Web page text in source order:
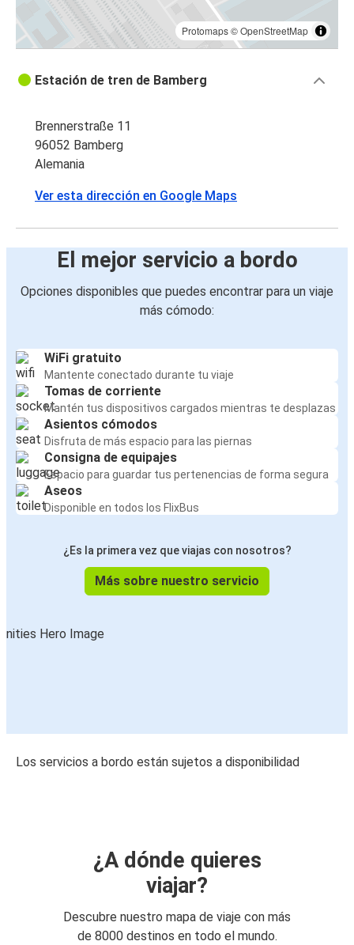
Protomaps©OpenStreetMap
Estación de tren de Bamberg
Brennerstraße 11
96052 Bamberg
Alemania
Ver esta dirección en Google Maps
El mejor servicio a bordo
Opciones disponibles que puedes encontrar para un viaje
más cómodo:
WiFi gratuito
Mantente conectado durante tu viaje
Tomas de corriente
Mantén tus dispositivos cargados mientras te desplazas
Asientos cómodos
Disfruta de más espacio para las piernas
Consigna de equipajes
Espacio para guardar tus pertenencias de forma segura
Aseos
Disponible en todos los FlixBus
¿Es la primera vez que viajas con nosotros?
Más sobre nuestro servicio
Los servicios a bordo están sujetos a disponibilidad
¿A dónde quieres
viajar?
Descubre nuestro mapa de viaje con más
de 8000 destinos en todo el mundo.